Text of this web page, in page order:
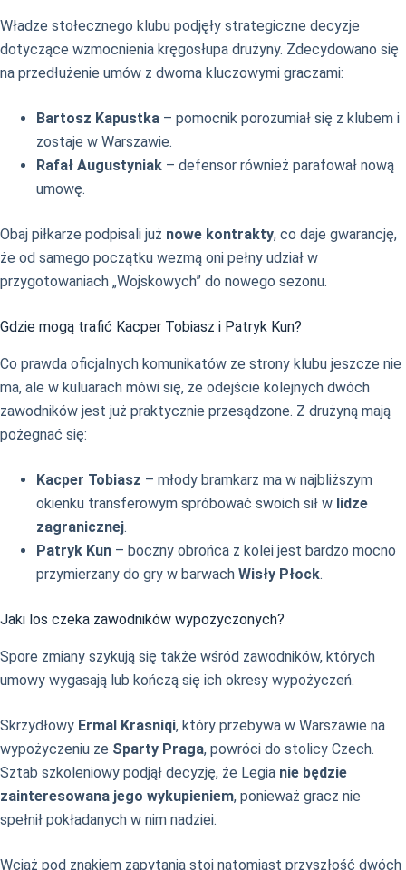
Władze stołecznego klubu podjęły strategiczne decyzje
dotyczące wzmocnienia kręgosłupa drużyny. Zdecydowano się
na przedłużenie umów z dwoma kluczowymi graczami:
Bartosz Kapustka – pomocnik porozumiał się z klubem i
zostaje w Warszawie.
Rafał Augustyniak – defensor również parafował nową
umowę.
Obaj piłkarze podpisali już nowe kontrakty, co daje gwarancję,
że od samego początku wezmą oni pełny udział w
przygotowaniach „Wojskowych” do nowego sezonu.
Gdzie mogą trafić Kacper Tobiasz i Patryk Kun?
Co prawda oficjalnych komunikatów ze strony klubu jeszcze nie
ma, ale w kuluarach mówi się, że odejście kolejnych dwóch
zawodników jest już praktycznie przesądzone. Z drużyną mają
pożegnać się:
Kacper Tobiasz – młody bramkarz ma w najbliższym
okienku transferowym spróbować swoich sił w lidze
zagranicznej.
Patryk Kun – boczny obrońca z kolei jest bardzo mocno
przymierzany do gry w barwach Wisły Płock.
Jaki los czeka zawodników wypożyczonych?
Spore zmiany szykują się także wśród zawodników, których
umowy wygasają lub kończą się ich okresy wypożyczeń.
Skrzydłowy Ermal Krasniqi, który przebywa w Warszawie na
wypożyczeniu ze Sparty Praga, powróci do stolicy Czech.
Sztab szkoleniowy podjął decyzję, że Legia nie będzie
zainteresowana jego wykupieniem, ponieważ gracz nie
spełnił pokładanych w nim nadziei.
Wciąż pod znakiem zapytania stoi natomiast przyszłość dwóch